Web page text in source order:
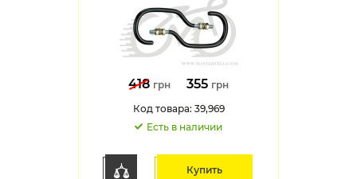
418 грн 355 грн
Код товара: 39,969
Есть в наличии
Купить